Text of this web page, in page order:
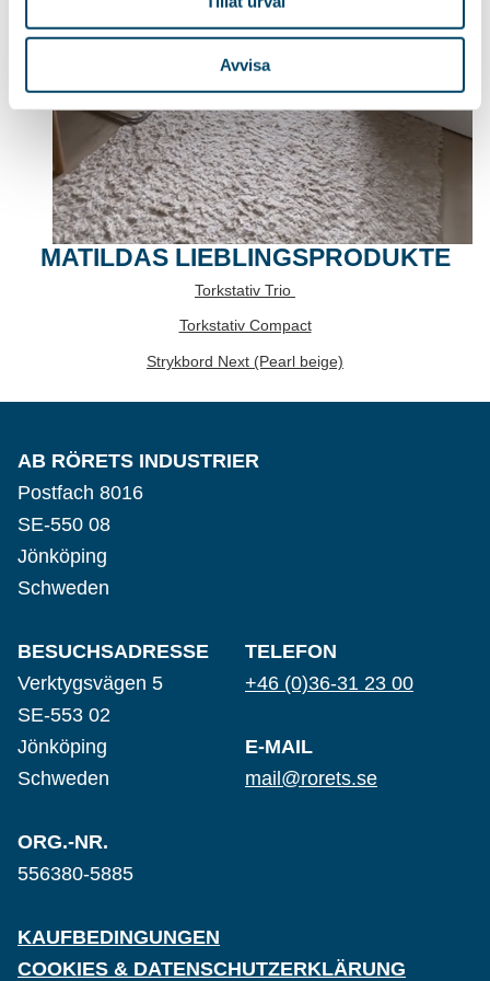
Avvisa
MATILDAS LIEBLINGSPRODUKTE
Torkstativ Trio
Torkstativ Compact
Strykbord Next (Pearl beige)
AB RÖRETS INDUSTRIER
Postfach 8016
SE-550 08
Jönköping
Schweden
BESUCHSADRESSE
Verktygsvägen 5
SE-553 02
Jönköping
Schweden
TELEFON
+46 (0)36-31 23 00
E-MAIL
mail@rorets.se
ORG.-NR.
556380-5885
KAUFBEDINGUNGEN
COOKIES & DATENSCHUTZERKLÄRUNG